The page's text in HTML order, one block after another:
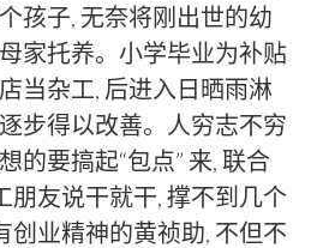
孩子, 无奈将刚出世的幼
家托养。小学毕业为补贴
当杂工, 后进入日晒雨淋
步得以改善。人穷志不穷
的要搞起“包点” 来, 联合
朋友说干就干, 撑不到几个
创业精神的黄祯助, 不但不